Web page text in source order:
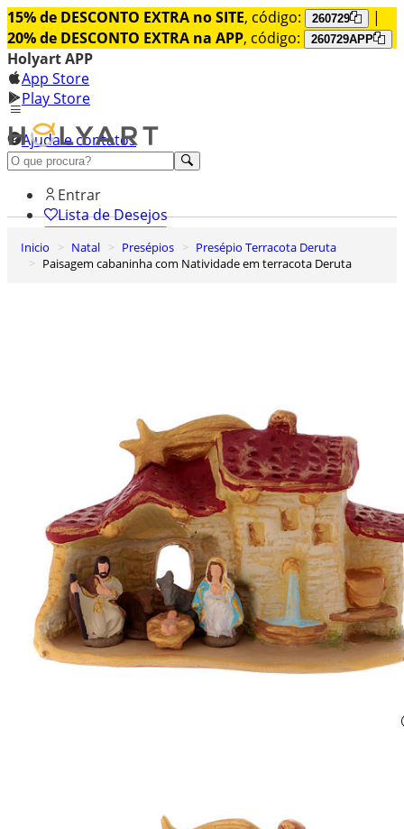
15% de DESCONTO EXTRA no SITE, código: 260729
|
20% de DESCONTO EXTRA na APP, código: 260729APP
Holyart APP
App Store
Play Store
Ajuda e contatos
Conheça premium
Entrar
Lista de Desejos
Carrinho de Compras
Inicio Natal Presépios
Presépio Terracota Deruta
Paisagem cabaninha com Natividade em terracota Deruta